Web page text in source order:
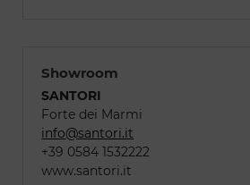
Showroom
SANTORI
Forte dei Marmi
info@santori.it
+39 0584 1532222
www.santori.it